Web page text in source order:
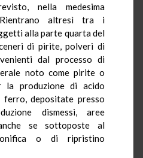
nella medesima
altresì tra i
alla parte quarta del
di pirite, polveri di
dal processo di
noto come pirite o
produzione di acido
depositate presso
dismessi, aree
se sottoposte al
o di ripristino